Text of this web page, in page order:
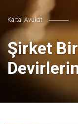
Kartal Avukat
Şirket